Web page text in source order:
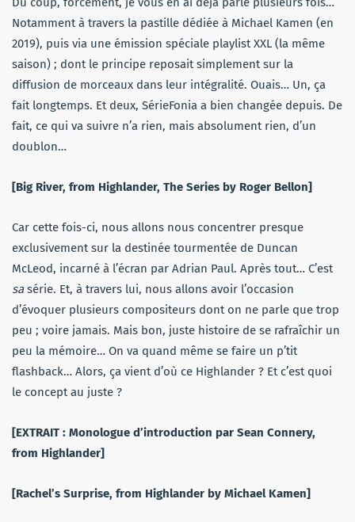
Notamment à travers la pastille dédiée à Michael Kamen (en
2019), puis via une émission spéciale playlist XXL (la même
saison) ; dont le principe reposait simplement sur la
diffusion de morceaux dans leur intégralité. Ouais… Un, ça
fait longtemps. Et deux, SérieFonia a bien changée depuis. De
fait, ce qui va suivre n’a rien, mais absolument rien, d’un
doublon…
[Big River, from Highlander, The Series by Roger Bellon]
Car cette fois-ci, nous allons nous concentrer presque
exclusivement sur la destinée tourmentée de Duncan
McLeod, incarné à l’écran par Adrian Paul. Après tout… C’est
sasérie. Et, à travers lui, nous allons avoir l’occasion
d’évoquer plusieurs compositeurs dont on ne parle que trop
peu ; voire jamais. Mais bon, juste histoire de se rafraîchir un
peu la mémoire… On va quand même se faire un p’tit
flashback… Alors, ça vient d’où ce Highlander ? Et c’est quoi
le concept au juste ?
[EXTRAIT : Monologue d’introduction par Sean Connery,
from Highlander]
[Rachel’s Surprise, from Highlander by Michael Kamen]